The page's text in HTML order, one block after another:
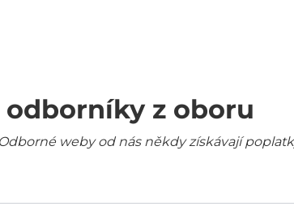
odborníky z oboru
weby od nás někdy získávají